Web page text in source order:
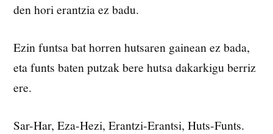
den hori erantzia ez badu.
Ezin funtsa bat horren hutsaren gainean ez bada,
eta funts baten putzak bere hutsa dakarkigu berriz
ere.
Sar-Har, Eza-Hezi, Erantzi-Erantsi, Huts-Funts.